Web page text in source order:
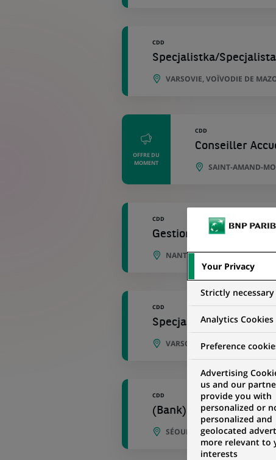
CDD
Specjalistka/
VARSOVIE, VOÏVODIE DE
OFFRE DU
MOMENT
CDD
Conseiller
SAINT-AMAND-
CDD
Gestionnaire
NANTERRE, ÎLE-DE-FRANCE,
CDD
Specjalistka/
VARSOVIE, VOÏVODIE DE
CDD
(Bank) Brand &
SÉOUL, SÉOUL, CORÉE DU SUD
Your Privacy
Strictly necessary
Analytics Cookies
Preference
Advertising
us and our
provide you with
personalized or
personalized and
geolocated
more relevant to
interests